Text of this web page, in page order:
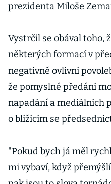
prezidenta Miloše
Vystrčil se obával toho,
některých formací v
negativně ovlivní
že pomyslné předání
napadání a mediálních
o blížícím se
"Pokud bych já měl
mi vybaví, když